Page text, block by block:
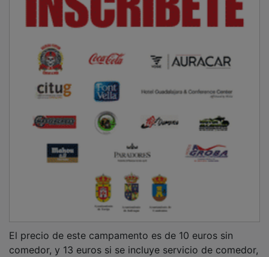
comedor, y 13 euros si se incluye servicio de comedor,